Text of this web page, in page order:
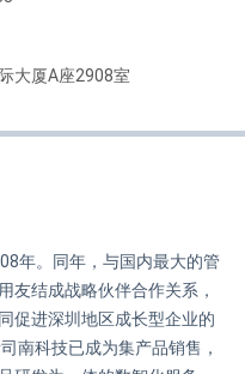
大厦A座2908室
年。同年，与国内最大的管
友结成战略伙伴合作关系，
促进深圳地区成长型企业的
南科技已成为集产品销售，